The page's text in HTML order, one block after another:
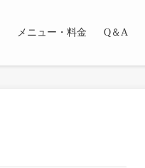
メニュー・料金 Q＆A